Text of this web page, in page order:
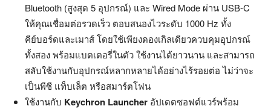
Bluetooth (สูงสุด 5 อุปกรณ์) และ Wired Mode ผ่าน USB-C
ให้คุณเชื่อมต่อรวดเร็ว ตอบสนองไวระดับ 1000 Hz ทั้ง
คีย์บอร์ดและเมาส์ โดยใช้เพียงดองเกิลเดียวควบคุมอุปกรณ์
ทั้งสอง พร้อมแบตเตอรี่ในตัว ใช้งานได้ยาวนาน และสามารถ
สลับใช้งานกับอุปกรณ์หลากหลายได้อย่างไร้รอยต่อ ไม่ว่าจะ
เป็นพีซี แท็บเล็ต หรือสมาร์ตโฟน
ใช้งานกับ Keychron Launcher อัปเดตซอฟต์แวร์พร้อม